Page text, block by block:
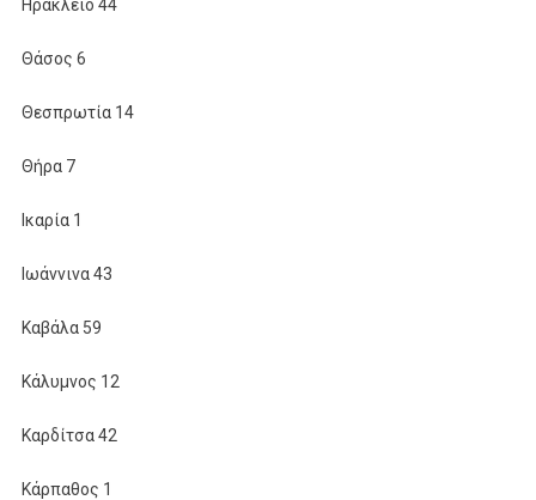
Ηράκλειο 44
Θάσος 6
Θεσπρωτία 14
Θήρα 7
Ικαρία 1
Ιωάννινα 43
Καβάλα 59
Κάλυμνος 12
Καρδίτσα 42
Κάρπαθος 1